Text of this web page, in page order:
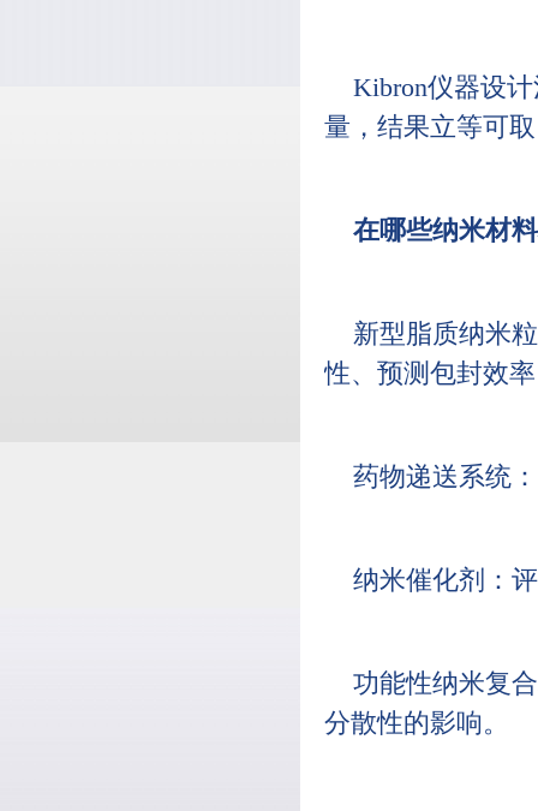
Kibron仪器设
量，结果立等可
在哪些纳米材
新型脂质纳米
性、预测包封效
药物递送系统
纳米催化剂：
功能性纳米复
分散性的影响。